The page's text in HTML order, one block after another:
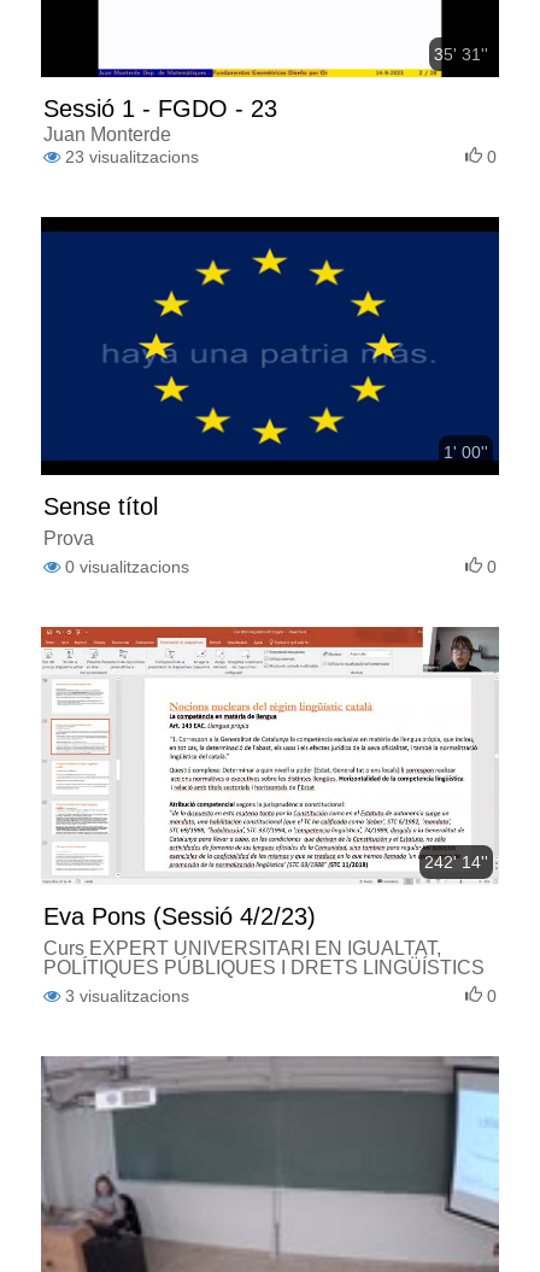
35' 31''
Sessió 1 - FGDO - 23
Juan Monterde
23 visualitzacions 0
1' 00''
Sense títol
Prova
0 visualitzacions 0
242' 14''
Eva Pons (Sessió 4/2/23)
Curs EXPERT UNIVERSITARI EN IGUALTAT,
POLÍTIQUES PÚBLIQUES I DRETS LINGÜÍSTICS
3 visualitzacions 0